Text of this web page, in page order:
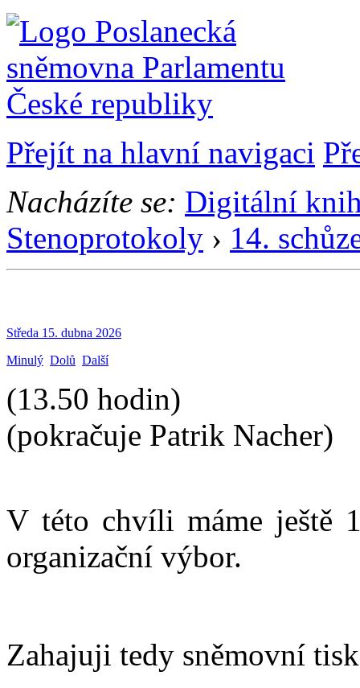
Přejít na hlavní navigaci
Nacházíte se: Digitální
Stenoprotokoly › 14.
Středa 15. dubna 2026
Minulý Dolů Další
(13.50 hodin)
(pokračuje Patrik Nacher)
V této chvíli máme ještě
organizační výbor.
Zahajuji tedy sněmovní tisk